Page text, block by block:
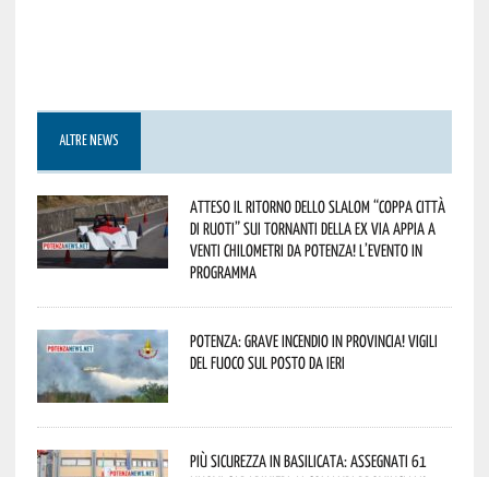
ALTRE NEWS
Atteso il ritorno dello slalom “Coppa Città
di Ruoti” sui tornanti della ex via Appia a
venti chilometri da Potenza! L’evento in
programma
Potenza: grave incendio in Provincia! Vigili
del fuoco sul posto da ieri
Più sicurezza in Basilicata: assegnati 61